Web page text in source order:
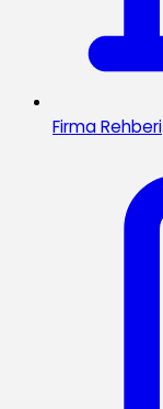
Firma Rehberi